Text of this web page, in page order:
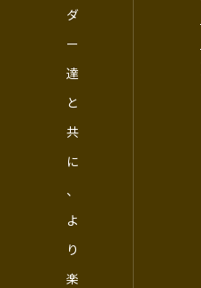
ダ
ー
達
と
共
に
、
よ
り
楽